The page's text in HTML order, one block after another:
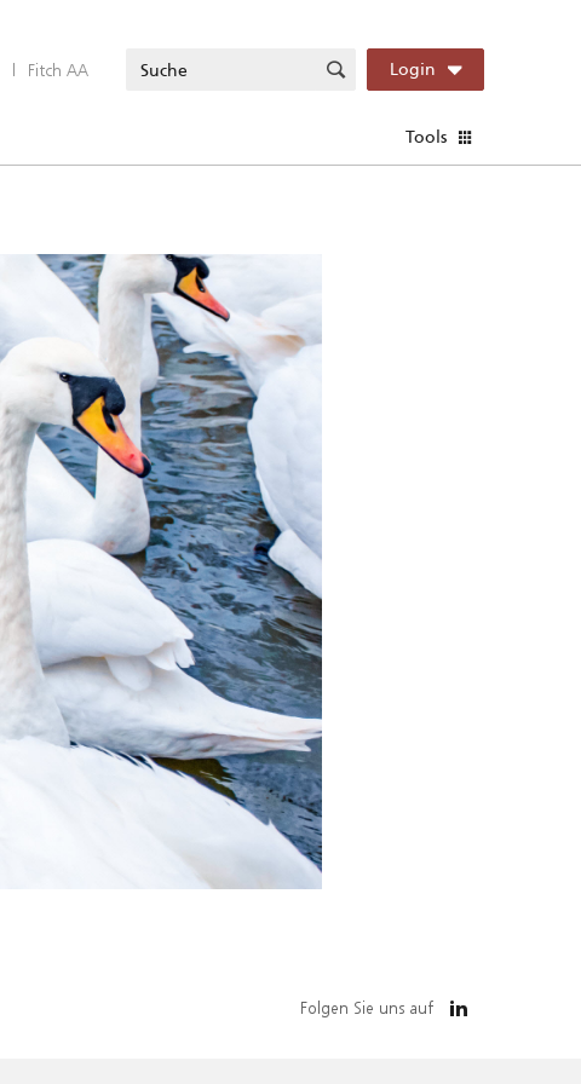
| Fitch AA Login
Tools
Folgen Sie uns auf